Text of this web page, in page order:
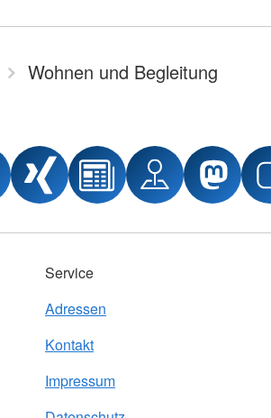
Wohnen und Begleitung
Service
Adressen
Kontakt
Impressum